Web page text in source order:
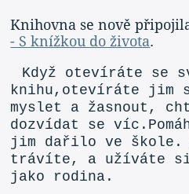
Knihovna se nově
- S knížkou do života.
Když otevíráte se
knihu,otevíráte jim
myslet a žasnout,
dozvídat se
jim dařilo ve škole.
trávíte, a užíváte si
jako rodina.